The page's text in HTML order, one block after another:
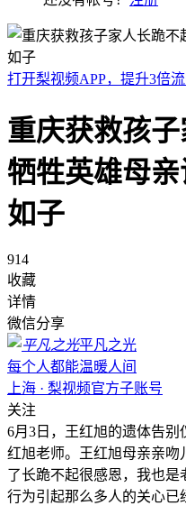
打开梨视频APP，提升3倍
重庆获救孩子
牺牲英雄母
如子
914
收藏
详情
微信分享
平凡之光
每个人都能温暖人间
上海 · 梨视频官方子账号
关注
6月3日，王红旭的遗体告
红旭老师。王红旭母亲亲
了长跪不起很感恩，我也
行为引起那么多人的关心已